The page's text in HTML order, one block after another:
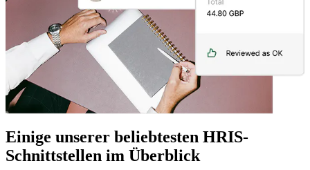
Einige unserer beliebtesten HRIS-
Schnittstellen im Überblick